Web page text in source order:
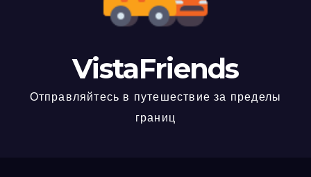
VistaFriends
Отправляйтесь в путешествие за пределы
границ